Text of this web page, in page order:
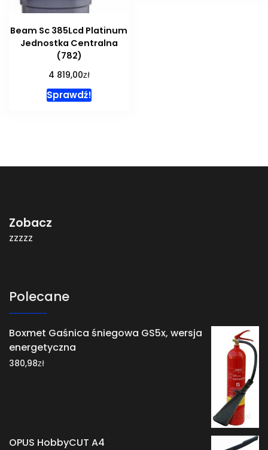
Beam Sc 385Lcd Platinum
Jednostka Centralna
(782)
4 819,00zł
Sprawdź!
Zobacz
zzzzz
Polecane
Boxmet Gaśnica śniegowa GS5x, wersja
energetyczna
380,98zł
OPUS HobbyCUT A4